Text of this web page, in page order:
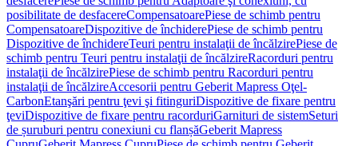
posibilitate de desfacereCompensatoarePiese de schimb pentru
CompensatoareDispozitive de închiderePiese de schimb pentru
Dispozitive de închidereTeuri pentru instalaţii de încălzirePiese de
schimb pentru Teuri pentru instalaţii de încălzireRacorduri pentru
instalaţii de încălzirePiese de schimb pentru Racorduri pentru
instalaţii de încălzireAccesorii pentru Geberit Mapress Oţel-
CarbonEtanşări pentru ţevi şi fitinguriDispozitive de fixare pentru
ţeviDispozitive de fixare pentru racorduriGarnituri de sistemSeturi
de șuruburi pentru conexiuni cu flanșăGeberit Mapress